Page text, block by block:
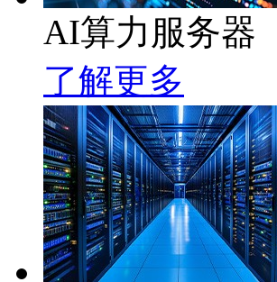
AI算力服务器
了解更多